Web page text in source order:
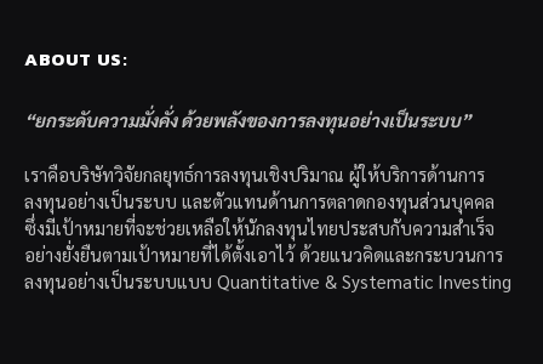
ABOUT US:
“ยกระดับความมั่งคั่ง ด้วยพลังของการลงทุนอย่างเป็นระบบ”
เราคือบริษัทวิจัยกลยุทธ์การลงทุนเชิงปริมาณ ผู้ให้บริการด้านการ
ลงทุนอย่างเป็นระบบ และตัวแทนด้านการตลาดกองทุนส่วนบุคคล
ซึ่งมีเป้าหมายที่จะช่วยเหลือให้นักลงทุนไทยประสบกับความสำเร็จ
อย่างยั่งยืนตามเป้าหมายที่ได้ตั้งเอาไว้ ด้วยแนวคิดและกระบวนการ
ลงทุนอย่างเป็นระบบแบบ Quantitative & Systematic Investing